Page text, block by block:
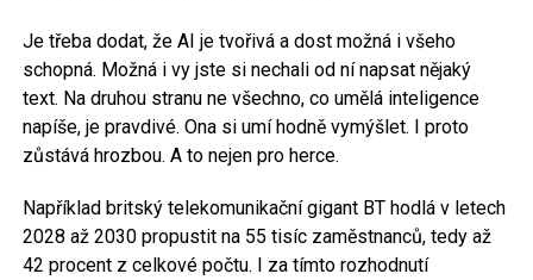
Je třeba dodat, že AI je tvořivá a dost možná i všeho
schopná. Možná i vy jste si nechali od ní napsat nějaký
text. Na druhou stranu ne všechno, co umělá inteligence
napíše, je pravdivé. Ona si umí hodně vymýšlet. I proto
zůstává hrozbou. A to nejen pro herce.
Například britský telekomunikační gigant BT hodlá v letech
2028 až 2030 propustit na 55 tisíc zaměstnanců, tedy až
42 procent z celkové počtu. I za tímto rozhodnutí